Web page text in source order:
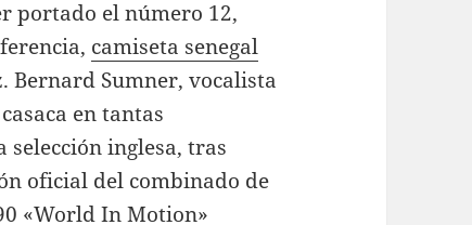
portado el número 12,
camiseta senegal
Bernard Sumner, vocalista
en tantas
inglesa, tras
oficial del combinado de
«World In Motion»